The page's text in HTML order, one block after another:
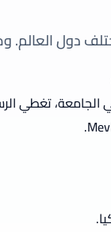
دول العالم.
تغطي